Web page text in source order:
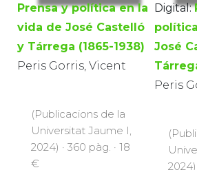
Prensa y política en la
vida de José Castelló
y Tárrega (1865-1938)
Peris Gorris, Vicent
(Publicacions de la
Universitat Jaume I,
2024) · 360 pàg. · 18
€
Digital:
José
Peris